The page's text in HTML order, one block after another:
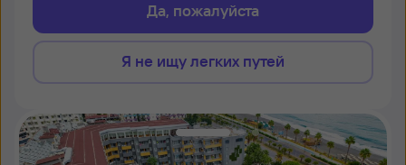
Да, пожалуйста
Я не ищу легких путей